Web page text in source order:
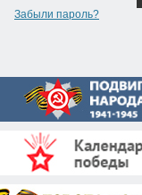
Забыли пароль?